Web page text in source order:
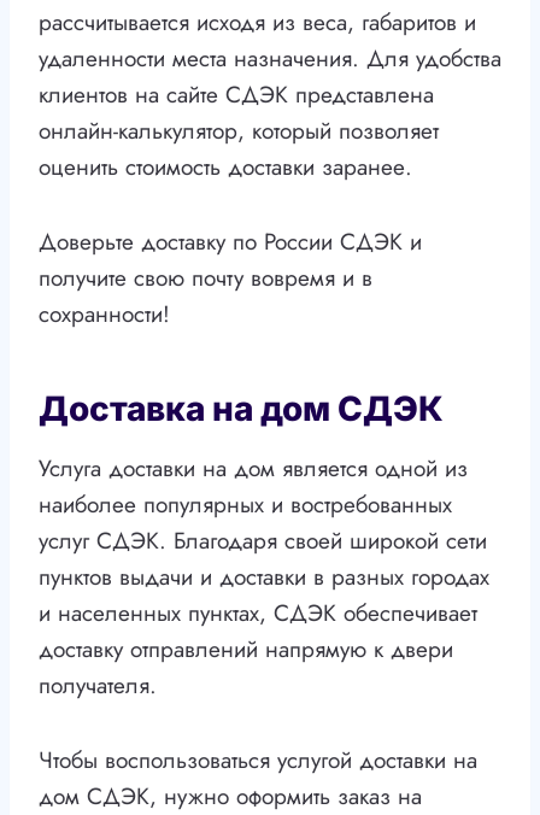
рассчитывается исходя из веса, габаритов и
удаленности места назначения. Для удобства
клиентов на сайте СДЭК представлена
онлайн-калькулятор, который позволяет
оценить стоимость доставки заранее.
Доверьте доставку по России СДЭК и
получите свою почту вовремя и в
сохранности!
Доставка на дом СДЭК
Услуга доставки на дом является одной из
наиболее популярных и востребованных
услуг СДЭК. Благодаря своей широкой сети
пунктов выдачи и доставки в разных городах
и населенных пунктах, СДЭК обеспечивает
доставку отправлений напрямую к двери
получателя.
Чтобы воспользоваться услугой доставки на
дом СДЭК, нужно оформить заказ на